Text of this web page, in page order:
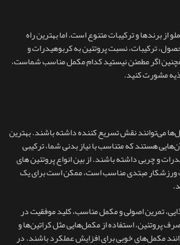
از برندها و ترکیبات متنوع است. اما بهترین راه
ترکیبات، نسبت پروتئین به کربوهیدرات و
اگر مطمئن نیستید کدام مکمل مناسب شماست،
مشورت کنید.
می‌توانند نقش تسریع‌ کننده داشته باشند. بهترین
هستند که متناسب با نیاز بدنی شما، ترکیبی
و چربی داشته باشند. از بین انواع پروتئین های
ورزشکار مبتدی مناسب است، ممکن است برای یک
تمرین اصولی و مکمل مناسب، کلید موفقیت در
پروتئین، استفاده از مکمل‌هایی مثل کراتین‌ها و
مکمل‌های خوبی برای افزایش عملکرد باشند. در